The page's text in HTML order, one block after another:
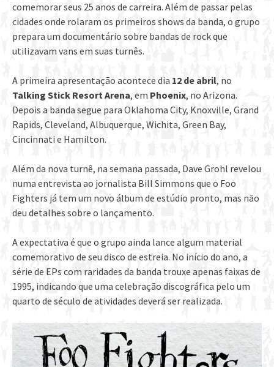
comemorar seus 25 anos de carreira. Além de passar pelas
cidades onde rolaram os primeiros shows da banda, o grupo
prepara um documentário sobre bandas de rock que
utilizavam vans em suas turnês.
A primeira apresentação acontece dia 12 de abril, no
Talking Stick ResortArena, em Phoenix, no Arizona.
Depois a banda segue para Oklahoma City, Knoxville, Grand
Rapids, Cleveland, Albuquerque, Wichita, Green Bay,
Cincinnati e Hamilton.
Além da nova turnê, na semana passada, Dave Grohl revelou
numa entrevista ao jornalista Bill Simmons que o Foo
Fighters já tem um novo álbum de estúdio pronto, mas não
deu detalhes sobre o lançamento.
A expectativa é que o grupo ainda lance algum material
comemorativo de seu disco de estreia. No início do ano, a
série de EPs com raridades da banda trouxe apenas faixas de
1995, indicando que uma celebração discográfica pelo um
quarto de século de atividades deverá ser realizada.